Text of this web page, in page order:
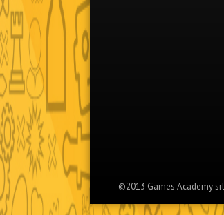
©2013 Games Academy srl